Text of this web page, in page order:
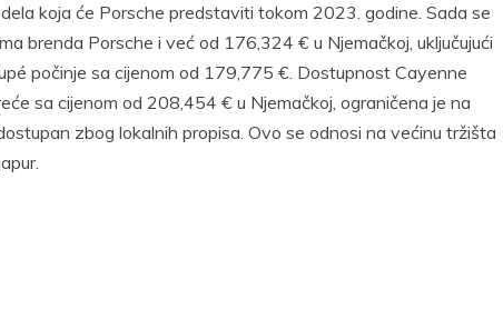
koja će Porsche predstaviti tokom 2023. godine. Sada se
brenda Porsche i već od 176,324 € u Njemačkoj, uključujući
počinje sa cijenom od 179,775 €. Dostupnost Cayenne
sa cijenom od 208,454 € u Njemačkoj, ograničena je na
zbog lokalnih propisa. Ovo se odnosi na većinu tržišta